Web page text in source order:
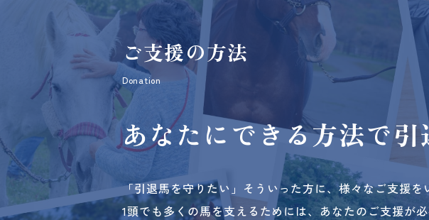
ご支援の方法
Donation
あなたにできる方法で引
「引退馬を守りたい」そういった方に、様々なご支援
1頭でも多くの馬を支えるためには、あなたのご支援が